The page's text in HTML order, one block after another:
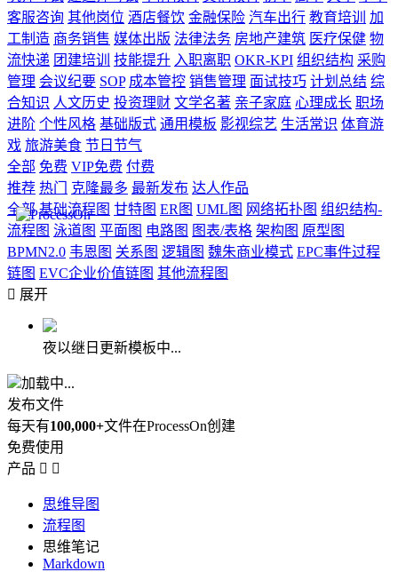
客服咨询 其他岗位 酒店餐饮 金融保险 汽车出行 教育培训
加
工制造 商务销售 媒体出版 法律法务 房地产建筑 医疗保健 物
流快递 团建培训 技能提升 入职离职 OKR-KPI 组织结构 采购
管理 会议纪要 SOP 成本管控 销售管理 面试技巧 计划总结 综
合知识 人文历史 投资理财 文学名著 亲子家庭 心理成长 职场
进阶 个性风格 基础版式 通用模板 影视综艺 生活常识 体育游
戏 旅游美食 节日节气
全部 免费 VIP免费 付费
推荐 热门 克隆最多 最新发布 达人作品
全部 基础流程图 甘特图 ER图 UML图 网络拓扑图 组织结构-
流程图 泳道图 平面图 电路图 图表/表格 架构图 原型图
BPMN2.0 韦恩图 关系图 逻辑图 魏朱商业模式 EPC事件过程
链图 EVC企业价值链图 其他流程图
 展开
夜以继日更新模板中...
加载中...
发布文件
每天有100,000+文件在ProcessOn创建
免费使用
产品  
思维导图
流程图
思维笔记
Markdown